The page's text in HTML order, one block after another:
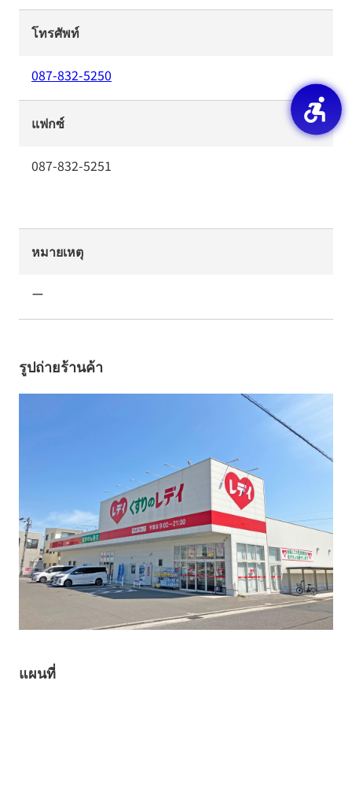
โทรศัพท์
087-832-5250
แฟกซ์
087-832-5251
หมายเหตุ
ー
รูปถ่ายร้านค้า
แผนที่